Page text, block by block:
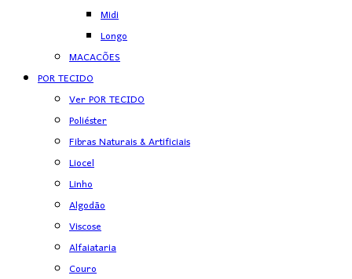
Midi
Longo
MACACÕES
POR TECIDO
Ver POR TECIDO
Poliéster
Fibras Naturais & Artificiais
Liocel
Linho
Algodão
Viscose
Alfaiataria
Couro